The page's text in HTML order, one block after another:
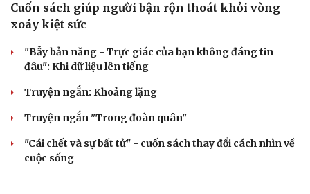
Cuốn sách giúp người bận rộn thoát khỏi vòng
xoáy kiệt sức
"Bẫy bản năng - Trực giác của bạn không đáng tin
đâu": Khi dữ liệu lên tiếng
Truyện ngắn: Khoảng lặng
Truyện ngắn "Trong đoàn quân"
"Cái chết và sự bất tử" - cuốn sách thay đổi cách nhìn về
cuộc sống